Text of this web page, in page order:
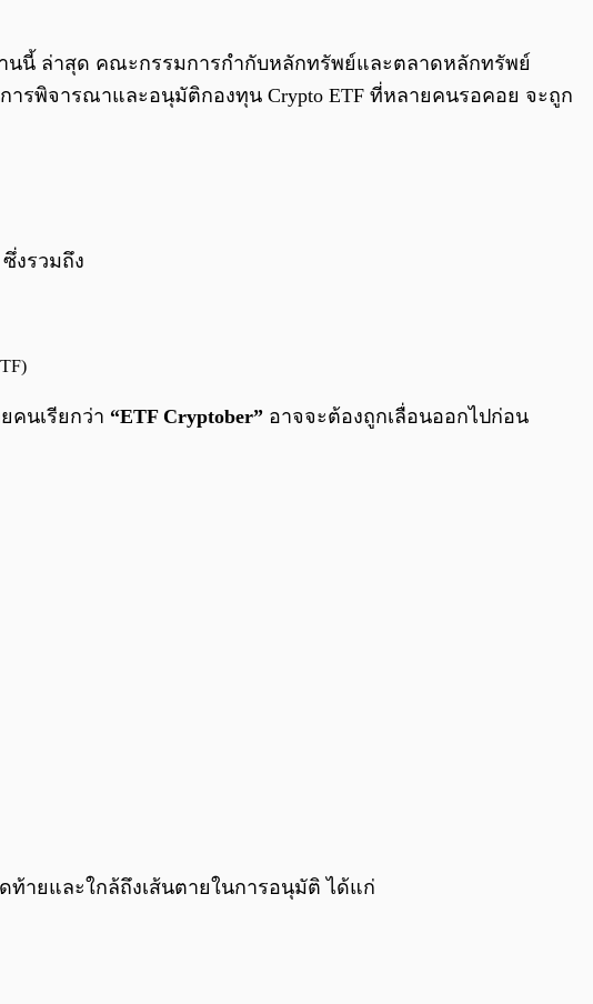
/ 0:00
านนี้ ล่าสุด คณะกรรมการกำกับหลักทรัพย์และตลาดหลักทรัพย์
รพิจารณาและอนุมัติกองทุน Crypto ETF ที่หลายคนรอคอย จะถูก
งรวมถึง
คนเรียกว่า “ETF Cryptober” อาจจะต้องถูกเลื่อนออกไปก่อน
ท้ายและใกล้ถึงเส้นตายในการอนุมัติ ได้แก่